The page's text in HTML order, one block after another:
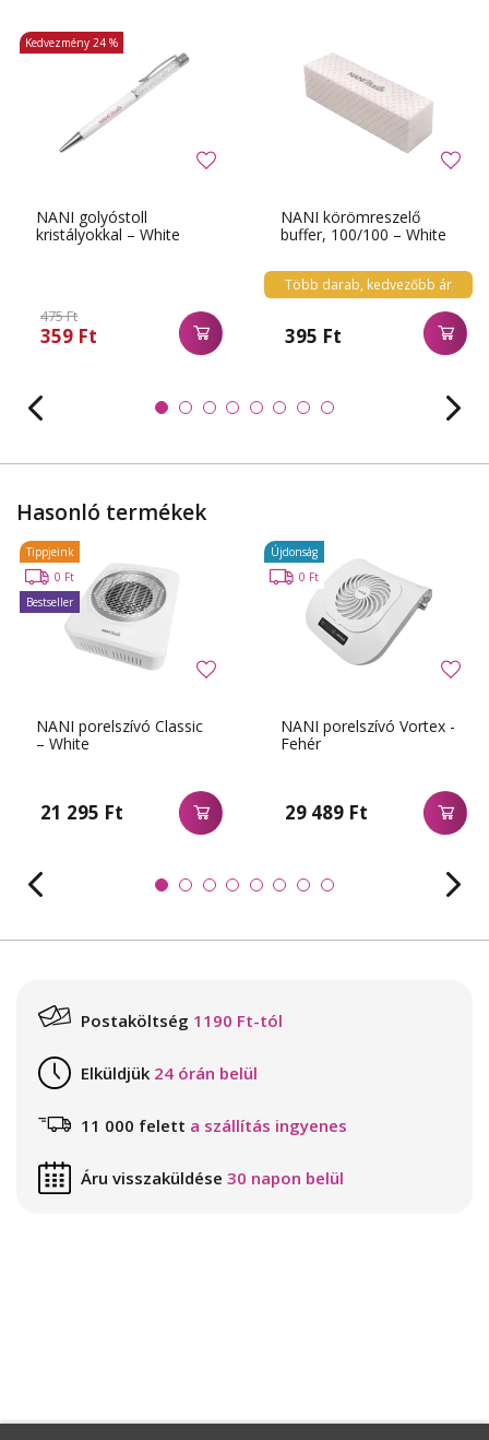
NANI golyóstoll
kristályokkal – White
475 Ft
359 Ft
Kedvezmény 24 %
NANI körömreszelő
buffer, 100/100 – White
Több darab, kedvezőbb ár
395 Ft
Hasonló termékek
NANI porelszívó Classic
– White
21 295 Ft
Tippjeink
0 Ft
Bestseller
NANI porelszívó Vortex -
Fehér
29 489 Ft
Újdonság
0 Ft
Postaköltség 1190 Ft-tól
Elküldjük 24 órán belül
11 000 felett a szállítás ingyenes
Áru visszaküldése 30 napon belül